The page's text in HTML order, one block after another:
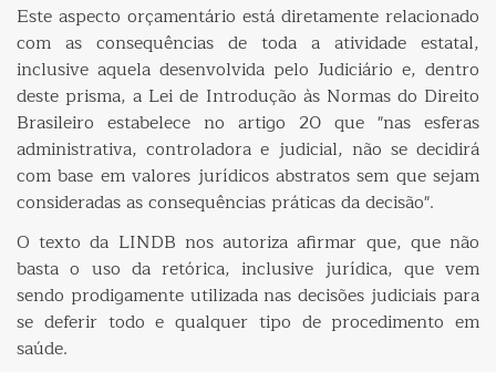
Este aspecto orçamentário está diretamente relacionado
com as consequências de toda a atividade estatal,
inclusive aquela desenvolvida pelo Judiciário e, dentro
deste prisma, a Lei de Introdução às Normas do Direito
Brasileiro estabelece no artigo 20 que "nas esferas
administrativa, controladora e judicial, não se decidirá
com base em valores jurídicos abstratos sem que sejam
consideradas as consequências práticas da decisão".
O texto da LINDB nos autoriza afirmar que, que não
basta o uso da retórica, inclusive jurídica, que vem
sendo prodigamente utilizada nas decisões judiciais para
se deferir todo e qualquer tipo de procedimento em
saúde.